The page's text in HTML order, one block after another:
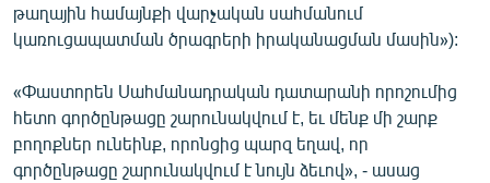
թաղային համայնքի վարչական սահմանում
կառուցապատման ծրագրերի իրականացման մասին»):
«Փաստորեն Սահմանադրական դատարանի որոշումից
հետո գործընթացը շարունակվում է, եւ մենք մի շարք
բողոքներ ունեինք, որոնցից պարզ եղավ, որ
գործընթացը շարունակվում է նույն ձեւով», - ասաց